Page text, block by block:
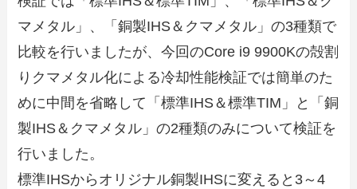
マメタル」、「銅製IHS＆クマメタル」の3種類で
比較を行いましたが、今回のCore i9 9900Kの殻割
りクマメタル化による冷却性能検証では簡単のた
めに中間を省略して「標準IHS＆標準TIM」と「銅
製IHS＆クマメタル」の2種類のみについて検証を
行いました。
標準IHSからオリジナル銅製IHSに変えると3～4